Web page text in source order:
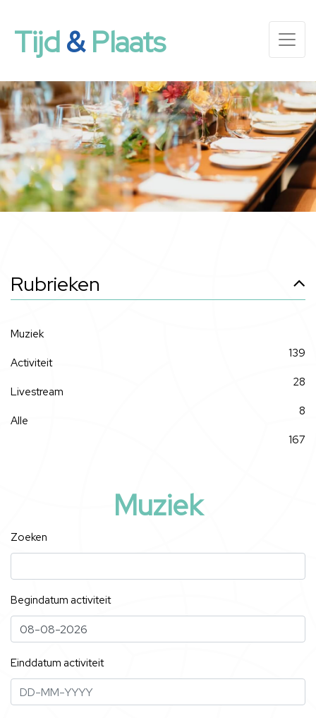
Tijd&Plaats
Muziek
Zoeken
Begindatum activiteit
Einddatum activiteit
Rubrieken
Muziek
139
Activiteit
28
Livestream
8
Alle
167